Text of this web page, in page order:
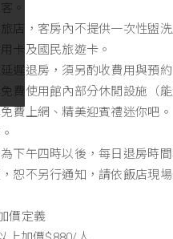
。
店，客房內不提供一次性盥洗
卡及國民旅遊卡。
遲退房，須另酌收費用與預約
費使用館內部分休閒設施（
費上網、精美迎賓禮迷你吧。
下午四時以後，每日退房時間
恕不另行通知，請依飯店現場
價定義